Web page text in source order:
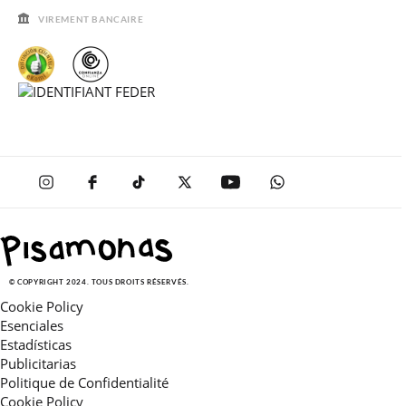
GUIDE DE TAILLES
SOLDES
QUESTIONS FRÉQUENTES
VIREMENT BANCAIRE
© COPYRIGHT 2024. TOUS DROITS RÉSERVÉS.
Cookie Policy
Esenciales
Estadísticas
Publicitarias
Politique de Confidentialité
Cookie Policy